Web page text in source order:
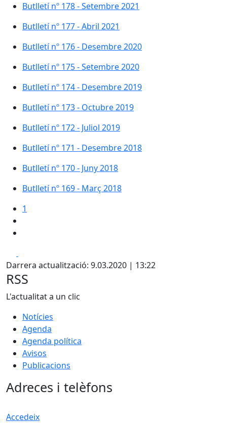
Butlletí nº 178 - Setembre 2021
Butlletí nº 177 - Abril 2021
Butlletí nº 176 - Desembre 2020
Butlletí nº 175 - Setembre 2020
Butlletí nº 174 - Desembre 2019
Butlletí nº 173 - Octubre 2019
Butlletí nº 172 - Juliol 2019
Butlletí nº 171 - Desembre 2018
Butlletí nº 170 - Juny 2018
Butlletí nº 169 - Març 2018
1
Darrera actualització: 9.03.2020 | 13:22
RSS
L'actualitat a un clic
Notícies
Agenda
Agenda política
Avisos
Publicacions
Adreces i telèfons
Accedeix